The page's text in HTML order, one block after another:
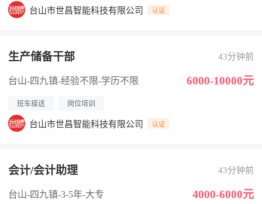
台山市世昌智能科技有限公司 认证
生产储备干部 43分钟前
台山-四九镇-经验不限-学历不限 6000-10000元
班车接送 岗位培训
台山市世昌智能科技有限公司 认证
会计/会计助理 43分钟前
台山-四九镇-3-5年-大专 4000-6000元